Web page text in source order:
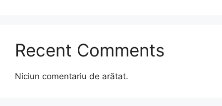
Recent Comments
Niciun comentariu de arătat.